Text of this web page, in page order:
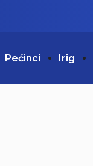
Pećinci Irig